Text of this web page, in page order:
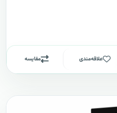
علاقه‌مندی مقایسه